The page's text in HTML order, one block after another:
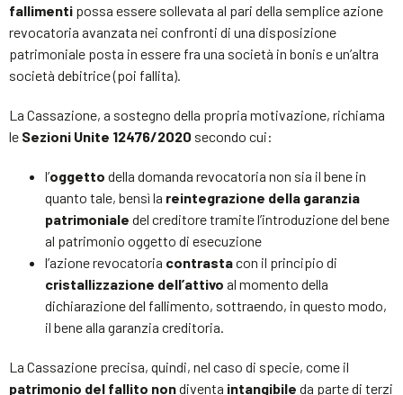
fallimenti possa essere sollevata al pari della semplice azione
revocatoria avanzata nei confronti di una disposizione
patrimoniale posta in essere fra una società in bonis e un’altra
società debitrice (poi fallita).
La Cassazione, a sostegno della propria motivazione, richiama
le Sezioni Unite 12476/2020 secondo cui:
l’oggetto della domanda revocatoria non sia il bene in
quanto tale, bensì la reintegrazione della garanzia
patrimoniale del creditore tramite l’introduzione del bene
al patrimonio oggetto di esecuzione
l’azione revocatoria contrastacon il principio di
cristallizzazione dell’attivo al momento della
dichiarazione del fallimento, sottraendo, in questo modo,
il bene alla garanzia creditoria.
La Cassazione precisa, quindi, nel caso di specie, come il
patrimonio del fallito nondiventa intangibile da parte di terzi